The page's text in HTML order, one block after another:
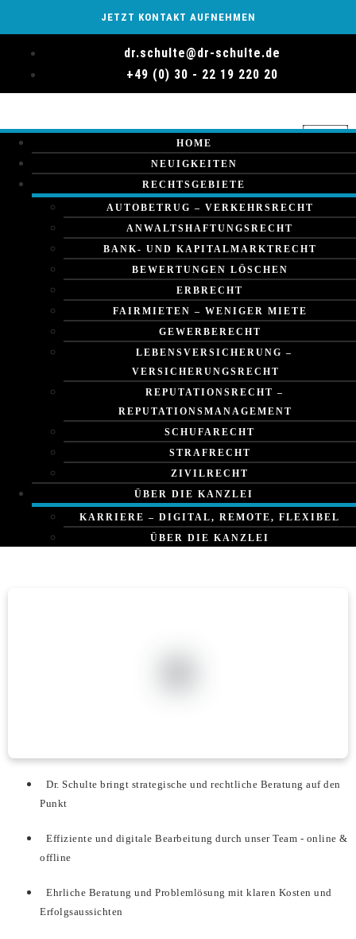
dr.schulte@dr-schulte.de
+49 (0) 30 - 22 19 220 20
JETZT KONTAKT AUFNEHMEN
HOME
NEUIGKEITEN
RECHTSGEBIETE
AUTOBETRUG – VERKEHRSRECHT
ANWALTSHAFTUNGSRECHT
BANK- UND KAPITALMARKTRECHT
BEWERTUNGEN LÖSCHEN
ERBRECHT
FAIRMIETEN – WENIGER MIETE
GEWERBERECHT
LEBENSVERSICHERUNG –
VERSICHERUNGSRECHT
REPUTATIONSRECHT –
REPUTATIONSMANAGEMENT
SCHUFARECHT
STRAFRECHT
ZIVILRECHT
ÜBER DIE KANZLEI
KARRIERE – DIGITAL, REMOTE, FLEXIBEL
ÜBER DIE KANZLEI
Europa: Grundidee der
Einheit in Vielfalt – Brexit
und nun?
Dr. Schulte bringt strategische und rechtliche Beratung auf den
Punkt
Effiziente und digitale Bearbeitung durch unser Team - online &
offline
Ehrliche Beratung und Problemlösung mit klaren Kosten und
Erfolgsaussichten